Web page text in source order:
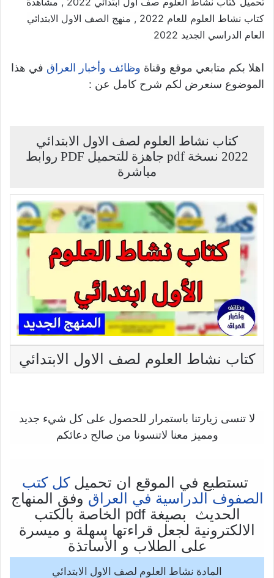
كتاب نشاط العلوم للعام 2022 , منهج الصف الاول الابتدائي
العام الدراسي الجديد 2022
اهلا بكم متابعي موقع وقناة وظائف وأخبار العراق في هذا
الموضوع سنعرض لكم شرح كامل عن :
كتاب نشاط العلوم لصف الاول الابتدائي
2022 نسخة pdf جاهزة للتحميل PDF روابط
مباشرة
كتاب نشاط العلوم لصف الاول الابتدائي
لا تنسى زيارتنا باستمرار للحصول على كل شيء جديد
ومميز معنا لاتنسونا من صالح دعائكم
تستطيع في الموقع ان تحميلكل كتب
الصفوف الدراسية في العراق وفق المنهاج
الحديث بصيغة pdf الخاصة بالكتب
الالكترونية لجعل قراءتها سهلة و ميسرة
على الطلاب و الأساتذة
المادة نشاط العلوم لصف الاول الابتدائي